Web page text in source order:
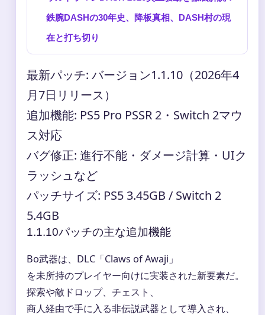
鉄腕DASHの30年史、降板真相、DASH村の現
在と打ち切り
最新パッチ: バージョン1.1.10（2026年4
月7日リリース）
追加機能: PS5 Pro PSSR 2・Switch 2マウ
ス対応
バグ修正: 進行不能・ダメージ計算・UIク
ラッシュなど
パッチサイズ: PS5 3.45GB / Switch 2
5.4GB
1.1.10パッチの主な追加機能
Bo武器は、DLC「Claws of Awaji」
を未所持のプレイヤー向けに実装された新要素だ。
探索や敵ドロップ、チェスト、
商人経由で手に入る非伝説武器として導入され、